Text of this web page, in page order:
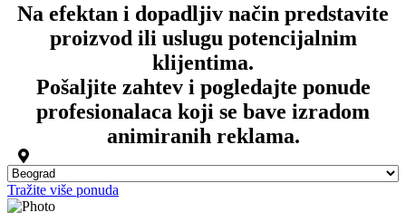
Na efektan i dopadljiv način predstavite
proizvod ili uslugu potencijalnim
klijentima.
Pošaljite zahtev i pogledajte ponude
profesionalaca koji se bave izradom
animiranih reklama.
Tražite više ponuda